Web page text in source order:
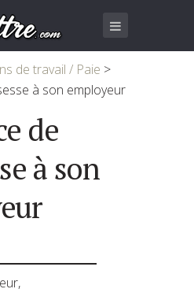
de travail / Paie >
à son employeur
de
à son